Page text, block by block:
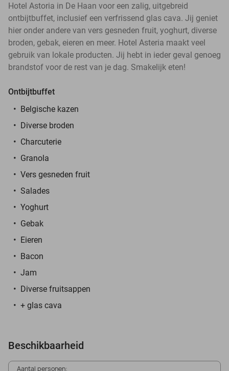
Hotel Astoria in De Haan voor een zalig, uitgebreid
ontbijtbuffet, inclusief een verfrissend glas cava. Jij geniet
hier onder andere van vers gesneden fruit, yoghurt, diverse
broden, gebak, eieren en meer. Hotel Asteria maakt veel
gebruik van lokale producten. Jij hebt in ieder geval genoeg
brandstof voor de rest van je dag. Smakelijk eten!
Ontbijtbuffet
Belgische kazen
Diverse broden
Charcuterie
Granola
Vers gesneden fruit
Salades
Yoghurt
Gebak
Eieren
Bacon
Jam
Diverse fruitsappen
+ glas cava
Beschikbaarheid
Aantal personen: